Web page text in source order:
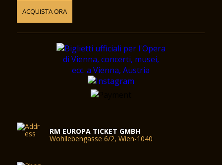
ACQUISTA ORA
RM EUROPA TICKET GMBH
Wohllebengasse 6/2, Wien-1040